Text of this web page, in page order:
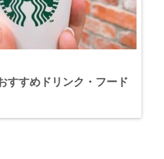
すすめドリンク・フード